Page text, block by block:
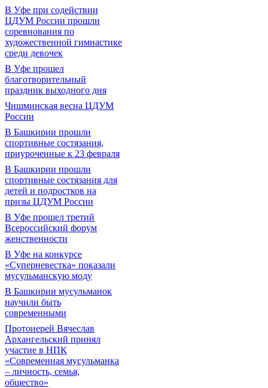
В Уфе при содействии
ЦДУМ России прошли
соревнования по
художественной гимнастике
среди девочек
В Уфе прошел
благотворительный
праздник выходного дня
Чишминская весна ЦДУМ
России
В Башкирии прошли
спортивные состязания,
приуроченные к 23 февраля
В Башкирии прошли
спортивные состязания для
детей и подростков на
призы ЦДУМ России
В Уфе прошел третий
Всероссийский форум
женственности
В Уфе на конкурсе
«Суперневестка» показали
мусульманскую моду
В Башкирии мусульманок
научили быть
современными
Протоиерей Вячеслав
Архангельский принял
участие в НПК
«Современная мусульманка
– личность, семья,
общество»